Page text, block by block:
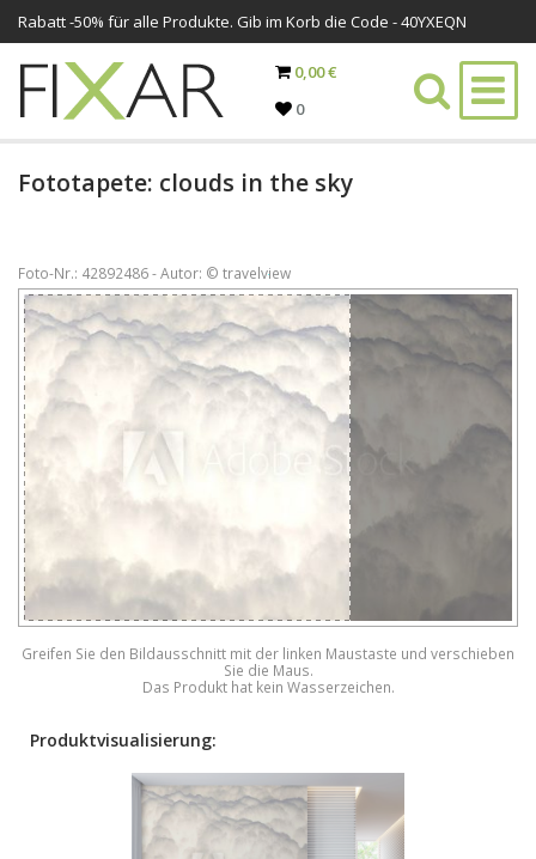
Rabatt -50% für alle Produkte. Gib im Korb die Code - 40YXEQN
0,00 €
0
Fototapete: clouds in the sky
Foto-Nr.: 42892486 - Autor: © travelview
Greifen Sie den Bildausschnitt mit der linken Maustaste und verschieben
Sie die Maus.
Das Produkt hat kein Wasserzeichen.
Produktvisualisierung: